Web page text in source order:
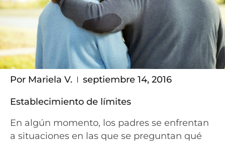
Por Mariela V. septiembre 14, 2016
Establecimiento de límites
En algún momento, los padres se enfrentan
a situaciones en las que se preguntan qué